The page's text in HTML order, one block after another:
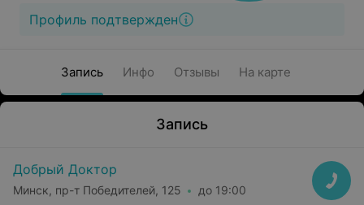
Профиль подтвержден
Запись Инфо Отзывы На карте
Запись
Добрый Доктор
Минск, пр-т Победителей, 125 до 19:00